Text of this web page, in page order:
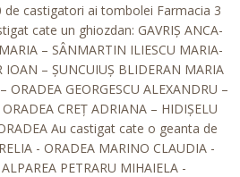
castigatori ai tombolei Farmacia 3
cate un ghiozdan: GAVRIŞ ANCA-
– SÂNMARTIN ILIESCU MARIA-
– ŞUNCUIUŞ BLIDERAN MARIA
ORADEA GEORGESCU ALEXANDRU –
CREŢ ADRIANA – HIDIŞELU
Au castigat cate o geanta de
- ORADEA MARINO CLAUDIA -
PETRARU MIHAIELA -